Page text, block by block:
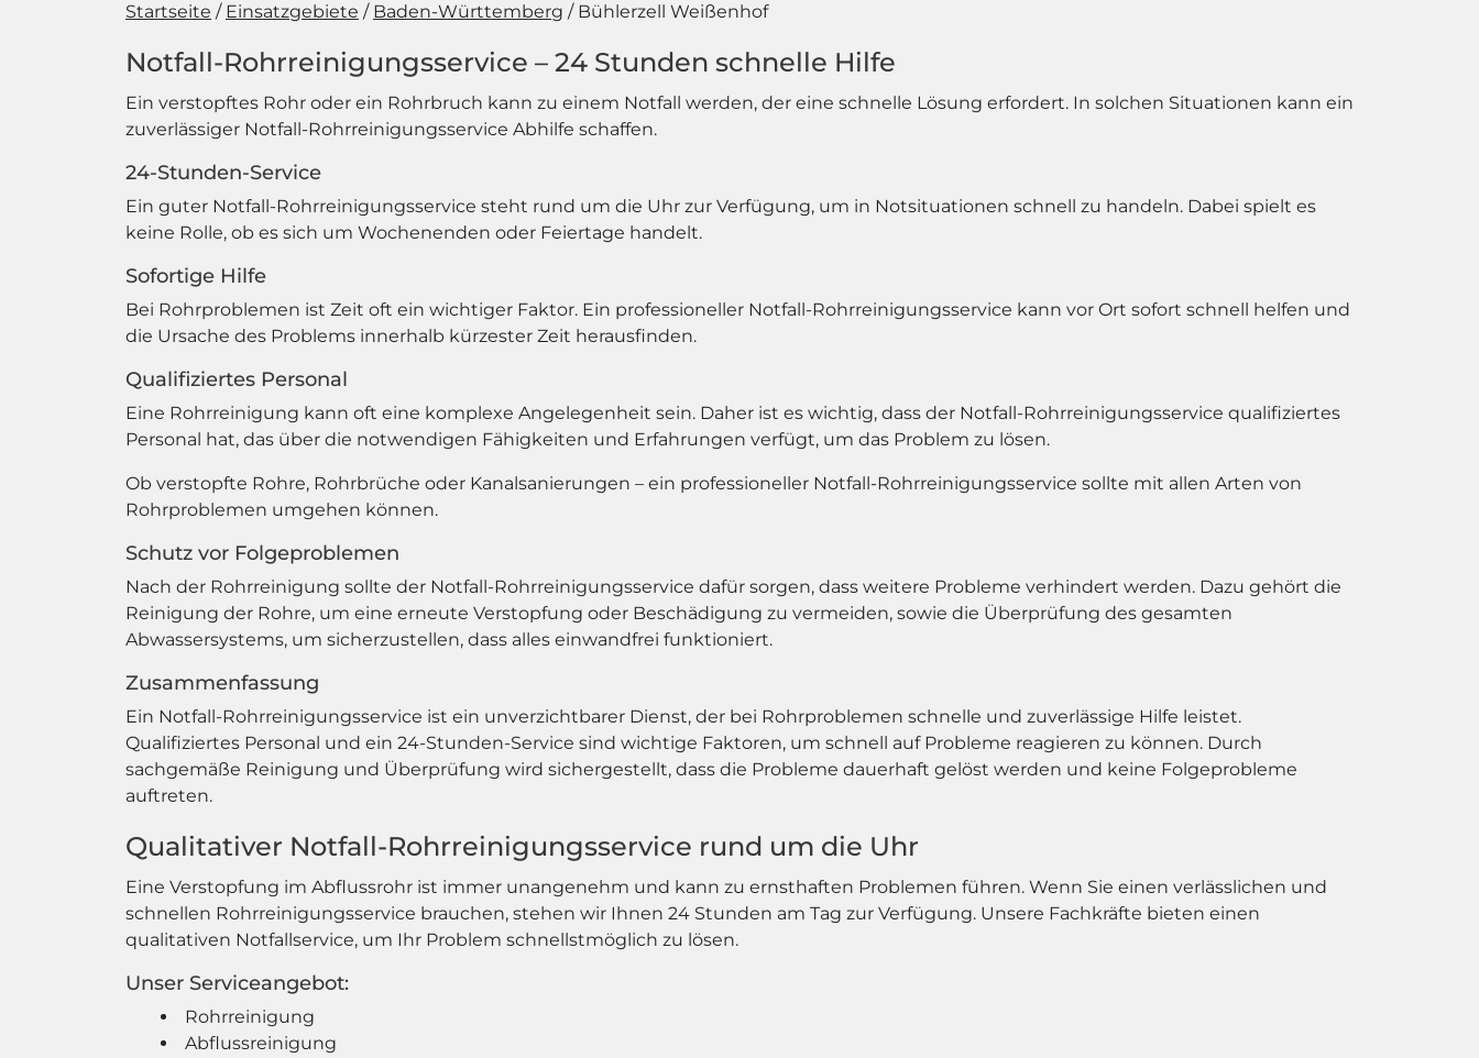
Startseite Einsatzgebiete Baden-Württemberg Bühlerzell Weißenhof
Notfall-Rohrreinigungsservice – 24 Stunden schnelle Hilfe
Ein verstopftes Rohr oder ein Rohrbruch kann zu einem Notfall werden, der eine schnelle Lösung erfordert. In solchen Situationen kann ein
zuverlässiger Notfall-Rohrreinigungsservice Abhilfe schaffen.
24-Stunden-Service
Ein guter Notfall-Rohrreinigungsservice steht rund um die Uhr zur Verfügung, um in Notsituationen schnell zu handeln. Dabei spielt es
keine Rolle, ob es sich um Wochenenden oder Feiertage handelt.
Sofortige Hilfe
Bei Rohrproblemen ist Zeit oft ein wichtiger Faktor. Ein professioneller Notfall-Rohrreinigungsservice kann vor Ort sofort schnell helfen und
die Ursache des Problems innerhalb kürzester Zeit herausfinden.
Qualifiziertes Personal
Eine Rohrreinigung kann oft eine komplexe Angelegenheit sein. Daher ist es wichtig, dass der Notfall-Rohrreinigungsservice qualifiziertes
Personal hat, das über die notwendigen Fähigkeiten und Erfahrungen verfügt, um das Problem zu lösen.
Ob verstopfte Rohre, Rohrbrüche oder Kanalsanierungen – ein professioneller Notfall-Rohrreinigungsservice sollte mit allen Arten von
Rohrproblemen umgehen können.
Schutz vor Folgeproblemen
Nach der Rohrreinigung sollte der Notfall-Rohrreinigungsservice dafür sorgen, dass weitere Probleme verhindert werden. Dazu gehört die
Reinigung der Rohre, um eine erneute Verstopfung oder Beschädigung zu vermeiden, sowie die Überprüfung des gesamten
Abwassersystems, um sicherzustellen, dass alles einwandfrei funktioniert.
Zusammenfassung
Ein Notfall-Rohrreinigungsservice ist ein unverzichtbarer Dienst, der bei Rohrproblemen schnelle und zuverlässige Hilfe leistet.
Qualifiziertes Personal und ein 24-Stunden-Service sind wichtige Faktoren, um schnell auf Probleme reagieren zu können. Durch
sachgemäße Reinigung und Überprüfung wird sichergestellt, dass die Probleme dauerhaft gelöst werden und keine Folgeprobleme
auftreten.
Qualitativer Notfall-Rohrreinigungsservice rund um die Uhr
Eine Verstopfung im Abflussrohr ist immer unangenehm und kann zu ernsthaften Problemen führen. Wenn Sie einen verlässlichen und
schnellen Rohrreinigungsservice brauchen, stehen wir Ihnen 24 Stunden am Tag zur Verfügung. Unsere Fachkräfte bieten einen
qualitativen Notfallservice, um Ihr Problem schnellstmöglich zu lösen.
Unser Serviceangebot:
Rohrreinigung
Abflussreinigung